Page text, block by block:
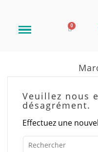
Veuillez nous
désagrément.
Effectuez une